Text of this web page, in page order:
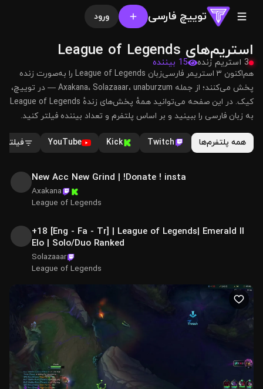
توییچ فارسی ورود
استریم‌های League of Legends
3 استریم زنده 15 بیننده
هم‌اکنون ۳ استریمر فارسی‌زبان League of Legends را به‌صورت زنده
پخش می‌کنند؛ از جمله Axakana، Solazaaar، unaburzum — در توییچ،
کیک. در این صفحه می‌توانید همهٔ پخش‌های زندهٔ League of Legends
به زبان فارسی را ببینید و بر اساس پلتفرم و تعداد بیننده فیلتر کنید.
همه پلتفرم‌ها Twitch
Kick
YouTube
زنده9 بیننده
New Acc New Grind | !Donate ! insta
Axakana
League of Legends
+18 [Eng - Fa - Tr] | League of Legends| Emerald II
Elo | Solo/Duo Ranked
Solazaaar
League of Legends